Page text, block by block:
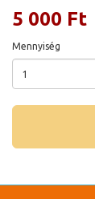
5 000 Ft
Mennyiség